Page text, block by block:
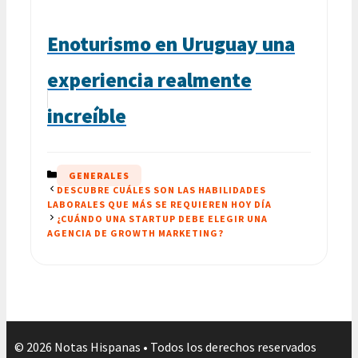
Enoturismo en Uruguay una
experiencia realmente
increíble
CATEGORÍAS
GENERALES
DESCUBRE CUÁLES SON LAS HABILIDADES
LABORALES QUE MÁS SE REQUIEREN HOY DÍA
¿CUÁNDO UNA STARTUP DEBE ELEGIR UNA
AGENCIA DE GROWTH MARKETING?
© 2026 Notas Hispanas • Todos los derechos reservados